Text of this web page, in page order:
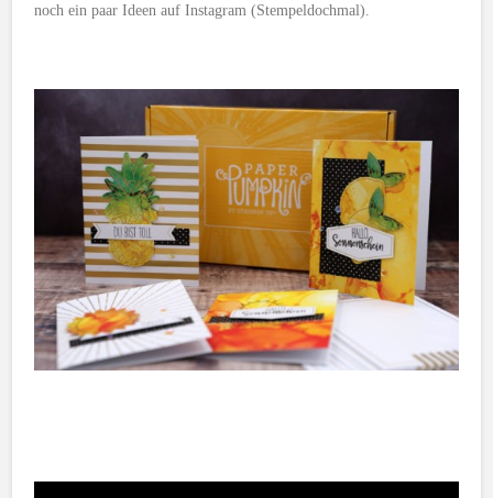
noch ein paar Ideen auf Instagram (Stempeldochmal).